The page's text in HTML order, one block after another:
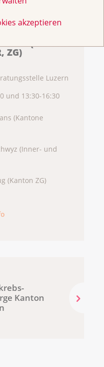
akzeptieren
Fragen und
zum Thema
Frauen mit
Brustkrebs -
durch
Brustkrebs auf der
Brust- und
Fragen im Online-
ZG)
Luzern
und 13:30-16:30
(Kantone
(Inner- und
(Kanton ZG)
Kanton